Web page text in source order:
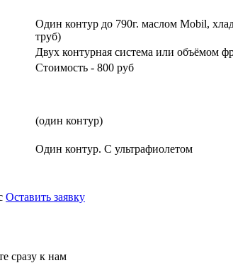
Один контур до 790г. маслом Mobil,
труб)
Двух контурная система или объёмом
Стоимость - 800 руб
(один контур)
Один контур. С ультрафиолетом
Оставить заявку
сразу к нам